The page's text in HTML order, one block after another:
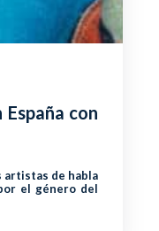
con
artistas de habla
el género del